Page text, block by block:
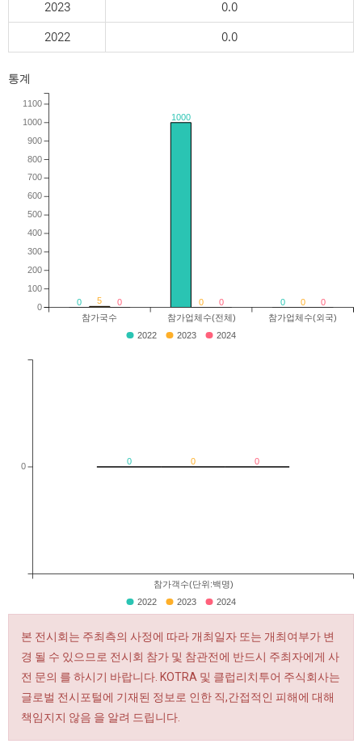
2023 0.0
2022 0.0
통계
0
1000
0
5 0 0
0 0 0
참가국수 참가업체수(전체) 참가업체수(외국)
0
100
200
300
400
500
600
700
800
900
1000
1100
2022 2023 2024
0 0 0
참가객수(단위:백명)
0
2022 2023 2024
본 전시회는 주최측의 사정에 따라 개최일자 또는 개최여부가 변
경 될 수 있으므로 전시회 참가 및 참관전에 반드시 주최자에게 사
전 문의 를 하시기 바랍니다. KOTRA 및 클럽리치투어 주식회사는
글로벌 전시포털에 기재된 정보로 인한 직,간접적인 피해에 대해
책임지지 않음 을 알려 드립니다.